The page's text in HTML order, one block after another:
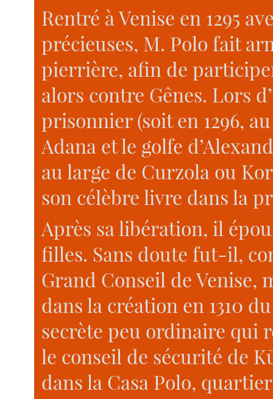
Rentré à Venise en 1295
précieuses, M. Polo fait
pierrière, afin de
alors contre Gênes. Lors
prisonnier (soit en 1296,
Adana et le golfe
au large de Curzola ou
son célèbre livre dans la
Après sa libération, il
filles. Sans doute fut-il,
Grand Conseil de Venise,
dans la création en 1310
secrète peu ordinaire qui
le conseil de sécurité de
dans la Casa Polo,